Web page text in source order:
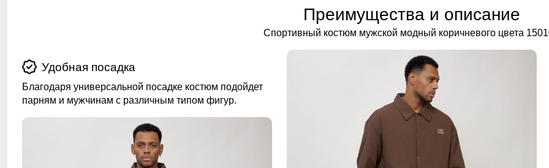
Преимущества и описание
Спортивный костюм мужской модный коричневого цвета
Удобная посадка
Благодаря универсальной посадке костюм подойдет
парням и мужчинам с различным типом фигур.